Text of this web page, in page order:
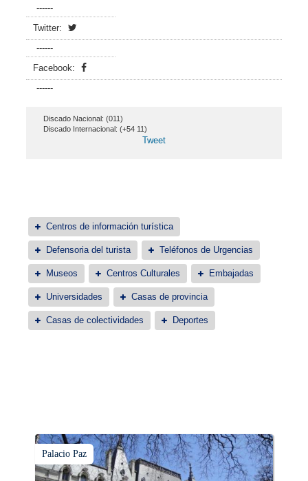
------
Twitter:
------
Facebook:
------
Discado Nacional: (011)
Discado Internacional: (+54 11)
Tweet
Centros de información turística
Defensoria del turista Teléfonos de Urgencias
Museos Centros Culturales Embajadas
Universidades Casas de provincia
Casas de colectividades Deportes
Palacio Paz